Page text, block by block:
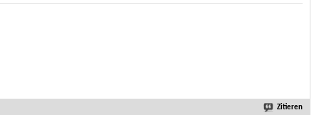
Zitieren